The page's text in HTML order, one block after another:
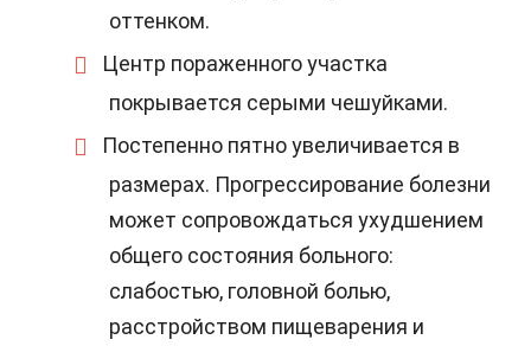
оттенком.
Центр пораженного участка
покрывается серыми чешуйками.
Постепенно пятно увеличивается в
размерах. Прогрессирование болезни
может сопровождаться ухудшением
общего состояния больного:
слабостью, головной болью,
расстройством пищеварения и